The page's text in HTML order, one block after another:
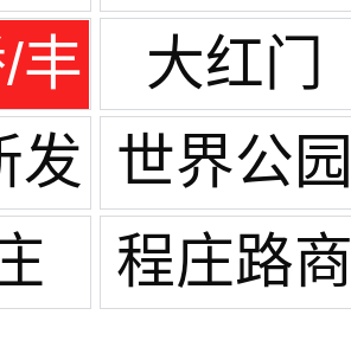
华街
丰
大红门
发 世界公园
程庄路商